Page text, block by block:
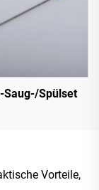
Saug-/Spülset
Vorteile,